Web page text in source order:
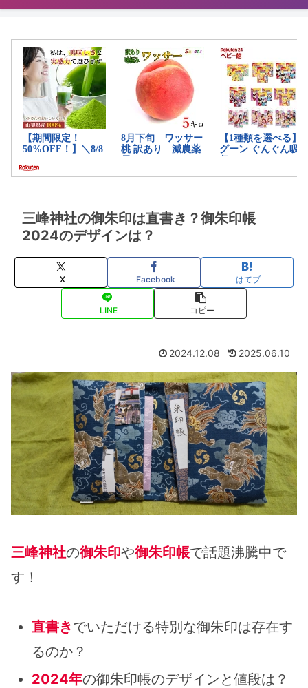
三峰神社の御朱印は直書き？御朱印帳
2024のデザインは？
X Facebook はてブ
LINE コピー
2024.12.08 2025.06.10
三峰神社の御朱印や御朱印帳で話題沸騰中で
す！
直書きでいただける特別な御朱印は存在す
るのか？
2024年の御朱印帳のデザインと値段は？